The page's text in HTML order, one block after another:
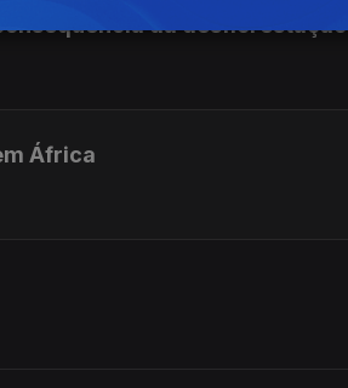
da desflorestação
África